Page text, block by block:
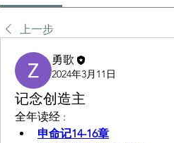
上一步
勇歌
2024年3月11日
记念创造主
全年读经 :
申命记14-16章